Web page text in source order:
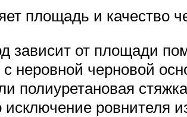
площадь и качество
зависит от площади
неровной черновой
полиуретановая
исключение ровнителя